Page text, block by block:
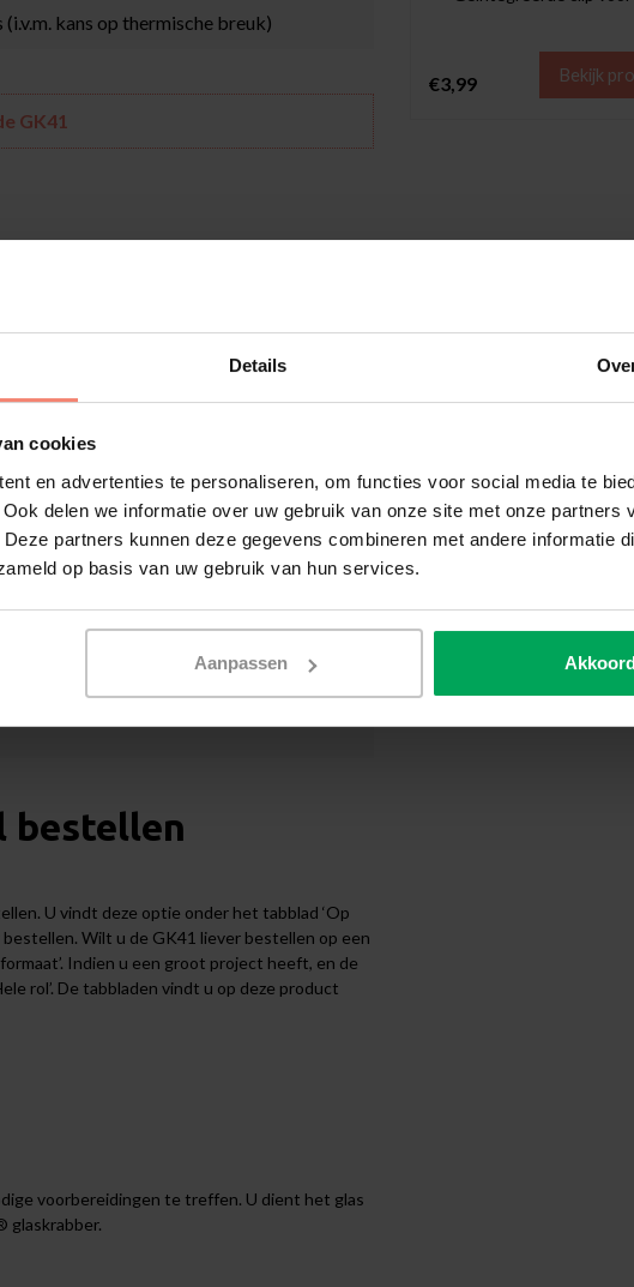
Details
cookies
en advertenties te personaliseren, om functies voor social media te
delen we informatie over uw gebruik van onze site met onze partners
partners kunnen deze gegevens combineren met andere informatie
op basis van uw gebruik van hun services.
Aanpassen
kans op thermische breuk)
GK41
uw woning of kantoorruimte. Door de ruime
De rood gekleurde raamfolie GK41
creëert een diepe kleurtint op het glas,
kunt u denken aan douchewanden,
gekleurde raamfolies zijn zeer breed. Iedere
. Deze speciaal ontwikkelde raamfolie
Vermijd agressieve chemicaliën zoals
in plaats daarvan een mild
afwasmiddel.
bestellen
U vindt deze optie onder het tabblad ‘Op
Wilt u de GK41 liever bestellen op een
Indien u een groot project heeft, en de
rol’. De tabbladen vindt u op deze product
voorbereidingen te treffen. U dient het glas
glaskrabber.
€3,99 Bekijk